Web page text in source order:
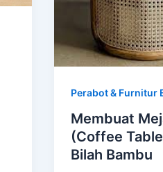
Perabot & Furnitur
Membuat
(Coffee
Bilah Bambu